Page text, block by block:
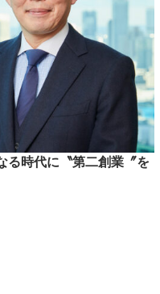
る時代に〝第二創業〞を